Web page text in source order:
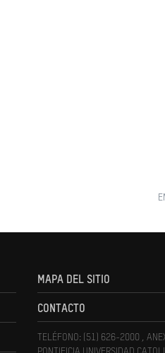
MAPA DEL SITIO
CONTACTO
TELÉFONO: (51) 626-2000 ,